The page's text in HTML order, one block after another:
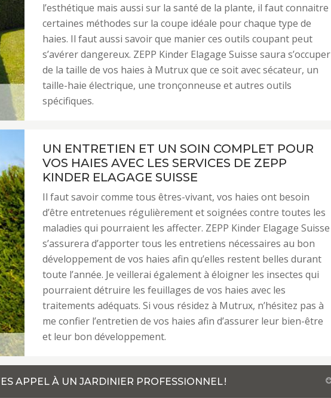
l’esthétique mais aussi sur la santé de la plante, il faut connaitre
certaines méthodes sur la coupe idéale pour chaque type de
haies. Il faut aussi savoir que manier ces outils coupant peut
s’avérer dangereux. ZEPP Kinder Elagage Suisse saura s’occuper
de la taille de vos haies à Mutrux que ce soit avec sécateur, un
taille-haie électrique, une tronçonneuse et autres outils
spécifiques.
UN ENTRETIEN ET UN SOIN COMPLET POUR
VOS HAIES AVEC LES SERVICES DE ZEPP
KINDER ELAGAGE SUISSE
Il faut savoir comme tous êtres-vivant, vos haies ont besoin
d’être entretenues régulièrement et soignées contre toutes les
maladies qui pourraient les affecter. ZEPP Kinder Elagage Suisse
s’assurera d’apporter tous les entretiens nécessaires au bon
développement de vos haies afin qu’elles restent belles durant
toute l’année. Je veillerai également à éloigner les insectes qui
pourraient détruire les feuillages de vos haies avec les
traitements adéquats. Si vous résidez à Mutrux, n’hésitez pas à
me confier l’entretien de vos haies afin d’assurer leur bien-être
et leur bon développement.
APPEL À UN JARDINIER PROFESSIONNEL !